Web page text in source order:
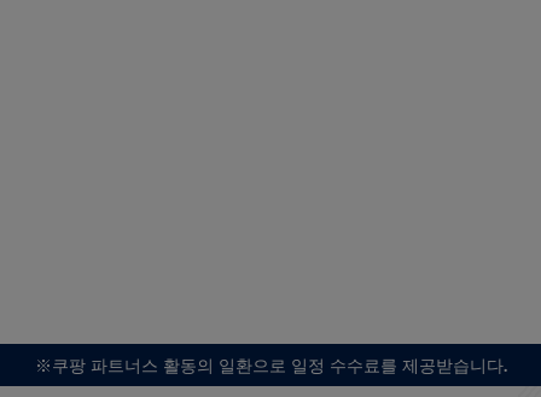
※쿠팡 파트너스 활동의 일환으로 일정 수수료를 제공받습니다.